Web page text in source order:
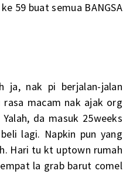
59 buat semua BANGSA
ja, nak pi berjalan-jalan
rasa macam nak ajak org
da masuk 25weeks
lagi. Napkin pun yang
Hari tu kt uptown rumah
la grab barut comel